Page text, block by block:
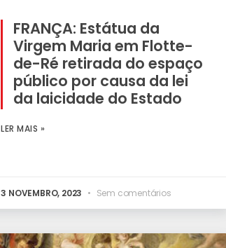
FRANÇA: Estátua da
Virgem Maria em Flotte-
de-Ré retirada do espaço
público por causa da lei
da laicidade do Estado
LER MAIS »
3 NOVEMBRO, 2023 Sem comentários